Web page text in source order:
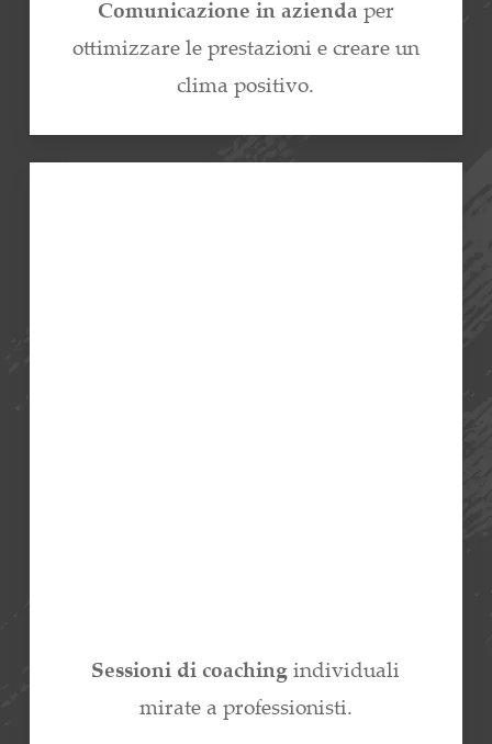
Comunicazione in azienda per
ottimizzare le prestazioni e creare un
clima positivo.
Sessioni di coaching individuali
mirate a professionisti.